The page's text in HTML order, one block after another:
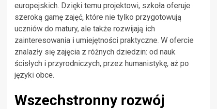
europejskich. Dzięki temu projektowi, szkoła oferuje
szeroką gamę zajęć, które nie tylko przygotowują
uczniów do matury, ale także rozwijają ich
zainteresowania i umiejętności praktyczne. W ofercie
znalazły się zajęcia z różnych dziedzin: od nauk
ścisłych i przyrodniczych, przez humanistykę, aż po
języki obce.
Wszechstronny rozwój